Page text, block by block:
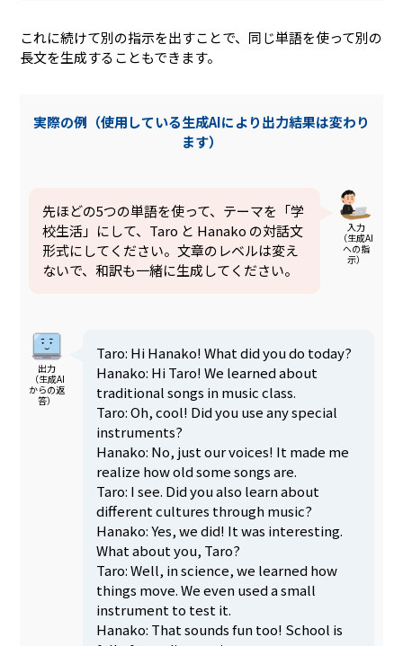
これに続けて別の指示を出すことで、同じ単語を使って別の
長文を生成することもできます。
実際の例（使用している生成AIにより出力結果は変わり
ます）
先ほどの5つの単語を使って、テーマを「学
校生活」にして、Taro と Hanako の対話文
形式にしてください。文章のレベルは変え
ないで、和訳も一緒に生成してください。
入力
（生成AI
への指
示）
出力
（生成AI
からの返
答）
Taro: Hi Hanako! What did you do today?
Hanako: Hi Taro! We learned about
traditional songs in music class.
Taro: Oh, cool! Did you use any special
instruments?
Hanako: No, just our voices! It made me
realize how old some songs are.
Taro: I see. Did you also learn about
different cultures through music?
Hanako: Yes, we did! It was interesting.
What about you, Taro?
Taro: Well, in science, we learned how
things move. We even used a small
instrument to test it.
Hanako: That sounds fun too! School is